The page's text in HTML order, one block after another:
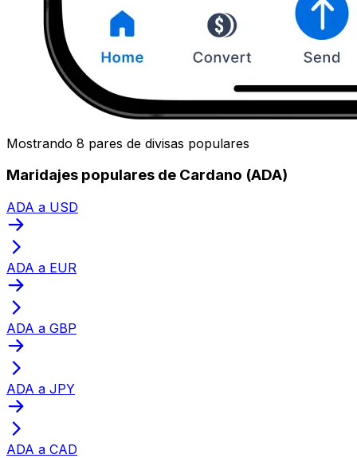
Mostrando 8 pares de divisas populares
Maridajes populares de Cardano (ADA)
ADA a USD
ADA a EUR
ADA a GBP
ADA a JPY
ADA a CAD